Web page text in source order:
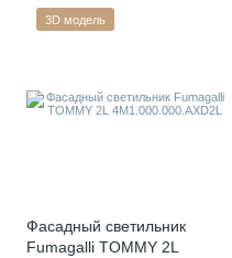
3D модель
Фасадный светильник
Fumagalli TOMMY 2L